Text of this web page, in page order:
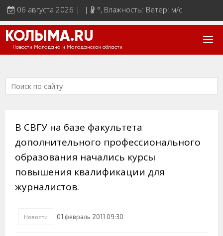
06 августа 2026 | | °, Влажность: Ветер: м/с
КОЛЫМА.RU
Новости Магадана и Магаданской области
В СВГУ на базе факультета
дополнительного профессионального
образования начались курсы
повышения квалификации для
журналистов.
Новости 01 февраль 2011 09:30